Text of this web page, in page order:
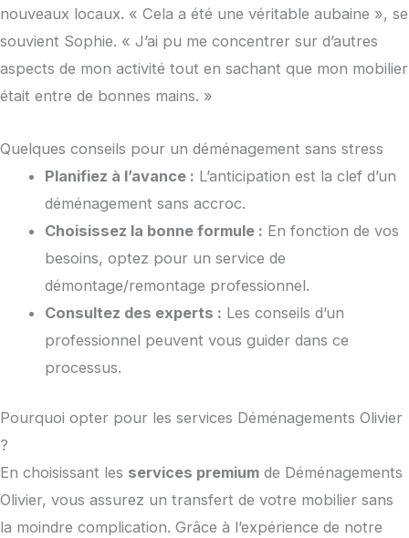
nouveaux locaux. « Cela a été une véritable aubaine », se
souvient Sophie. « J’ai pu me concentrer sur d’autres
aspects de mon activité tout en sachant que mon mobilier
était entre de bonnes mains. »
Quelques conseils pour un déménagement sans stress
Planifiez à l’avance : L’anticipation est la clef d’un
déménagement sans accroc.
Choisissez la bonne formule : En fonction de vos
besoins, optez pour un service de
démontage/remontage professionnel.
Consultez des experts : Les conseils d’un
professionnel peuvent vous guider dans ce
processus.
Pourquoi opter pour les services Déménagements Olivier
?
En choisissant les services premium de Déménagements
Olivier, vous assurez un transfert de votre mobilier sans
la moindre complication. Grâce à l’expérience de notre